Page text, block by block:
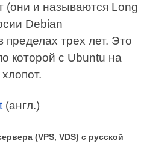
(они и называются Long
Debian
пределах трех лет. Это
которой с Ubuntu на
(англ.)
(VPS, VDS) с русской